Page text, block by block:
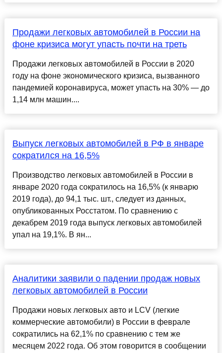
Продажи легковых автомобилей в России на
фоне кризиса могут упасть почти на треть
Продажи легковых автомобилей в России в 2020
году на фоне экономического кризиса, вызванного
пандемией коронавируса, может упасть на 30% — до
1,14 млн машин....
Выпуск легковых автомобилей в РФ в январе
сократился на 16,5%
Производство легковых автомобилей в России в
январе 2020 года сократилось на 16,5% (к январю
2019 года), до 94,1 тыс. шт., следует из данных,
опубликованных Росстатом. По сравнению с
декабрем 2019 года выпуск легковых автомобилей
упал на 19,1%. В ян...
Аналитики заявили о падении продаж новых
легковых автомобилей в России
Продажи новых легковых авто и LCV (легкие
коммерческие автомобили) в России в феврале
сократились на 62,1% по сравнению с тем же
месяцем 2022 года. Об этом говорится в сообщении